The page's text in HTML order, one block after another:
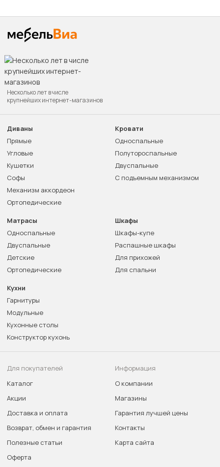
Несколько лет в числе
крупнейших интернет-магазинов
Диваны
Прямые
Угловые
Кушетки
Софы
Механизм аккордеон
Ортопедические
Кровати
Односпальные
Полутороспальные
Двуспальные
С подъемным механизмом
Матрасы
Односпальные
Двуспальные
Детские
Ортопедические
Шкафы
Шкафы-купе
Распашные шкафы
Для прихожей
Для спальни
Кухни
Гарнитуры
Модульные
Кухонные столы
Конструктор кухонь
Для покупателей
Каталог
Акции
Доставка и оплата
Возврат, обмен и гарантия
Полезные статьи
Оферта
Информация
О компании
Магазины
Гарантия лучшей цены
Контакты
Карта сайта